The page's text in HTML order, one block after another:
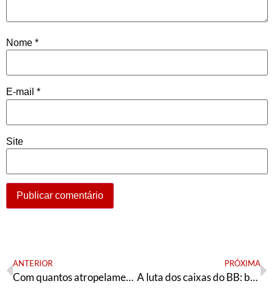
Nome *
E-mail *
Site
ANTERIOR
Com quantos atropelamentos se faz uma selva sem lei?
PRÓXIMA
A luta dos caixas do BB: balanço de três anos do grupo 1caiexpso/psv